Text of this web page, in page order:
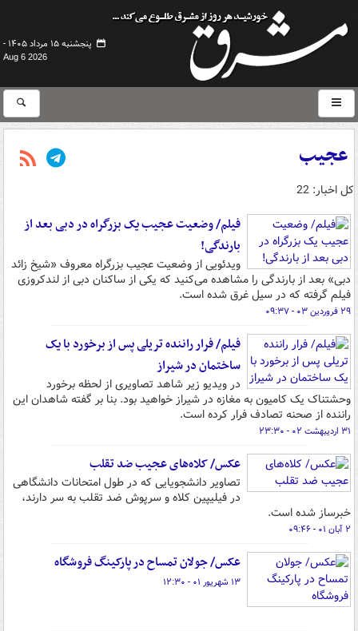
پنجشنبه ۱۵ مرداد ۱۴۰۵ -
Aug 6 2026
عجیب
کل اخبار: 22
فیلم/ وضعیت عجیب یک بزرگراه در دبی بعد از
بارندگی!
ویدئویی از وضعیت عجیب بزرگراه معروف «شیخ زائد
دبی» بعد از بارندگی را مشاهده می‌کنید که یکی از ساکنان دبی از لندکروزی
فیلم گرفته که در سیل غرق شده است.
۲۹ فروردین ۰۳ - ۰۹:۳۷
فیلم/ فرار راننده تریلی پس از برخورد با یک
ساختمان در شیراز
در ویدیو زیر شاهد تصاویری از لحظه برخورد
وحشتناک یک کامیون به مغازه در شیراز خواهید بود. بنا بر گفته شاهدان این
راننده از صحنه تصادف فرار کرده است.
۳۱ اردیبهشت ۰۲ - ۲۳:۳۰
عکس/ کلاه‌های عجیب ضد تقلب
تصاویر دانشجویایی که در طول امتحانات دانشگاهی
در فیلیپین کلاه و سرپوش ضد تقلب به سر دارند،
خبرساز شده است.
۲ آبان ۰۱ - ۰۹:۴۶
عکس/ جولان تمساح در پارکینگ فروشگاه
۱۳ شهریور ۰۱ - ۱۲:۳۰